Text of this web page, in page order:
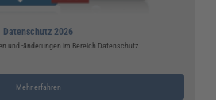
Datenschutz 2026
und -änderungen im Bereich Datenschutz
Mehr erfahren